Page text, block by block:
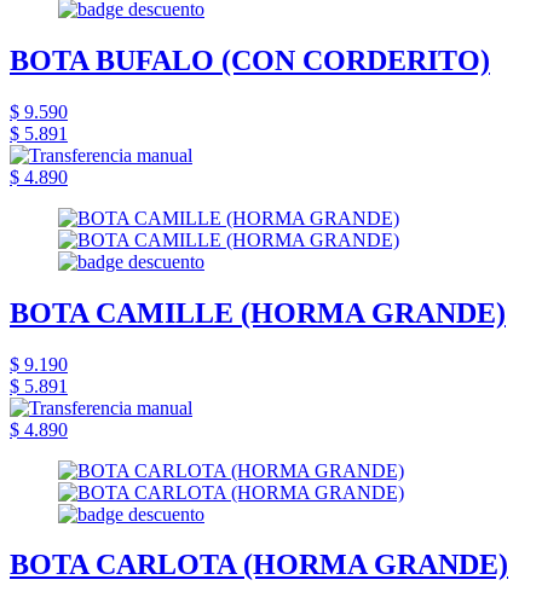
BOTA BUFALO (CON CORDERITO)
$ 9.590
$ 5.891
$ 4.890
BOTA CAMILLE (HORMA GRANDE)
$ 9.190
$ 5.891
$ 4.890
BOTA CARLOTA (HORMA GRANDE)